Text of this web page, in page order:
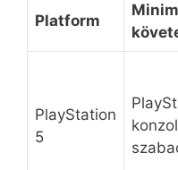
Platform
PlayStation
5